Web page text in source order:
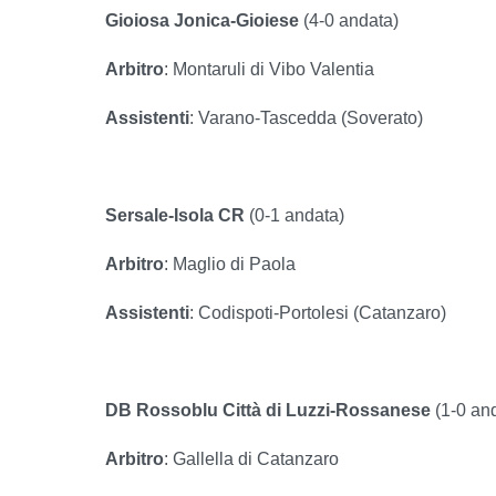
Gioiosa Jonica-Gioiese (4-0 andata)
Arbitro: Montaruli di Vibo Valentia
Assistenti: Varano-Tascedda (Soverato)
Sersale-Isola CR (0-1 andata)
Arbitro: Maglio di Paola
Assistenti: Codispoti-Portolesi (Catanzaro)
DB Rossoblu Città di Luzzi-Rossanese (1-0
Arbitro: Gallella di Catanzaro